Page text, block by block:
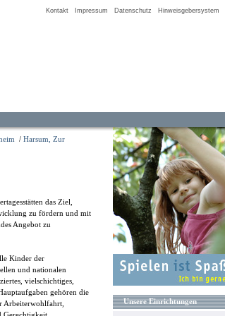
Kontakt Impressum Datenschutz Hinweisgebersystem
/ Harsum, Zur
das Ziel,
zu fördern und mit
Angebot zu
Kinder der
und nationalen
vielschichtiges,
gehören die
Arbeiterwohlfahrt,
Unsere Einrichtungen